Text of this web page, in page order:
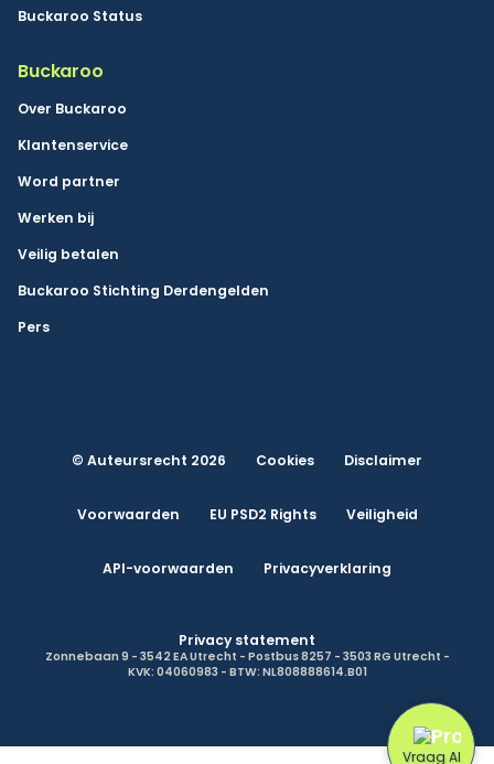
Buckaroo Status
Buckaroo
Over Buckaroo
Klantenservice
Word partner
Werken bij
Veilig betalen
Buckaroo Stichting Derdengelden
Pers
© Auteursrecht 2026 Cookies Disclaimer
Voorwaarden EU PSD2 Rights Veiligheid
API-voorwaarden Privacyverklaring
Privacy statement
Zonnebaan 9 - 3542 EA Utrecht - Postbus 8257 - 3503 RG Utrecht -
KVK: 04060983 - BTW: NL808888614.B01